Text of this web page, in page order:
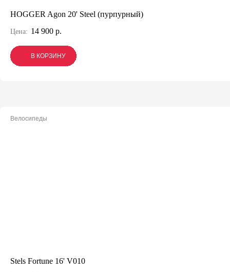
HOGGER Agon 20' Steel (пурпурный)
Цена: 14 900 р.
В КОРЗИНУ
В КОРЗИНУ
В КОРЗИНУ
Велосипеды
Stels Fortune 16' V010